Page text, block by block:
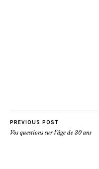
PREVIOUS POST
Vos questions sur l’âge de 30 ans